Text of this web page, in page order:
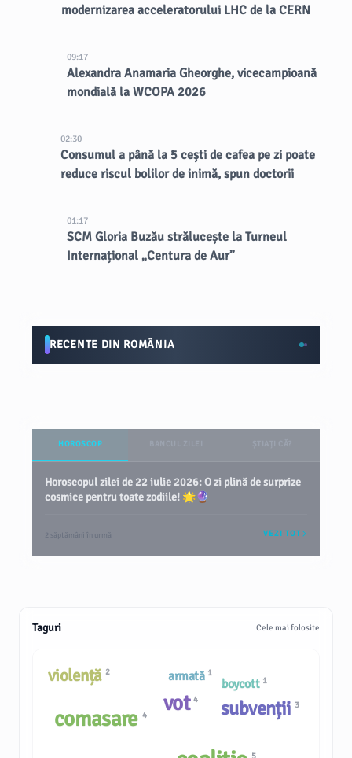
modernizarea acceleratorului LHC de la CERN
09:17
Alexandra Anamaria Gheorghe, vicecampioană
mondială la WCOPA 2026
02:30
Consumul a până la 5 cești de cafea pe zi poate
reduce riscul bolilor de inimă, spun doctorii
01:17
SCM Gloria Buzău strălucește la Turneul
Internațional „Centura de Aur”
RECENTE DIN ROMÂNIA
HOROSCOP
Horoscopul zilei de 22 iulie 2026: O zi plină de surprize
cosmice pentru toate zodiile! 🌟🔮
2 săptămâni în urmă VEZI TOT
Taguri Cele mai folosite
armată 1
comasare 4 vot4
boycott 1
violență 2
subvenții 3